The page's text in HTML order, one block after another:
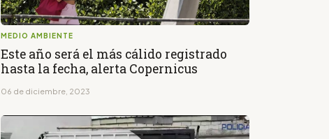
MEDIO AMBIENTE
Este año será el más cálido registrado
hasta la fecha, alerta Copernicus
06 de diciembre, 2023